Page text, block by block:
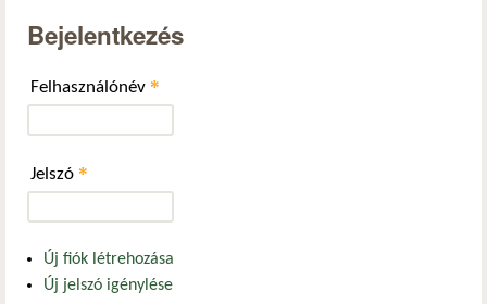
Bejelentkezés
Felhasználónév *
Jelszó *
Új fiók létrehozása
Új jelszó igénylése